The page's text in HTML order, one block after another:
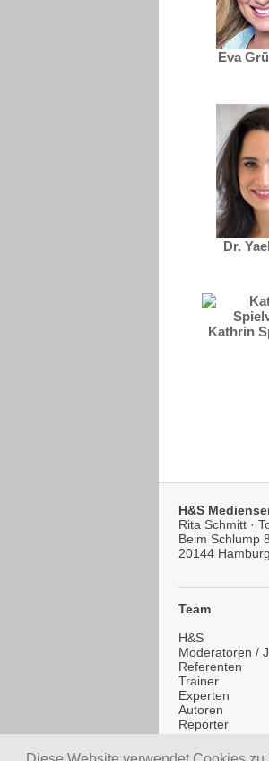
Eva
Dr.
Kathrin
H&S
Rita Schmitt ·
Beim Schlump
20144
Team
H&S
Moderatoren /
Referenten
Trainer
Experten
Autoren
Reporter